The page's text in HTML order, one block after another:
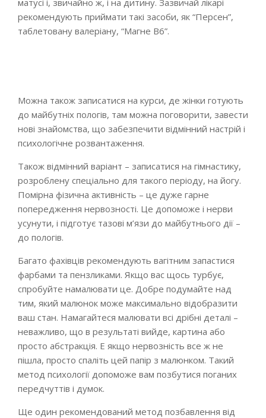
матусі і, звичайно ж, і на дитину. Зазвичай лікарі
рекомендують приймати такі засоби, як “Персен”,
таблетовану валеріану, “Магне В6”.
Можна також записатися на курси, де жінки готують
до майбутніх пологів, там можна поговорити, завести
нові знайомства, що забезпечити відмінний настрій і
психологічне розвантаження.
Також відмінний варіант – записатися на гімнастику,
розроблену спеціально для такого періоду, на йогу.
Помірна фізична активність – це дуже гарне
попередження нервозності. Це допоможе і нерви
усунути, і підготує тазові м’язи до майбутнього дії –
до пологів.
Багато фахівців рекомендують вагітним запастися
фарбами та пензликами. Якщо вас щось турбує,
спробуйте намалювати це. Добре подумайте над
тим, який малюнок може максимально відобразити
ваш стан. Намагайтеся малювати всі дрібні деталі –
неважливо, що в результаті вийде, картина або
просто абстракція. Е якщо нервозність все ж не
пішла, просто спаліть цей папір з малюнком. Такий
метод психології допоможе вам позбутися поганих
передчуттів і думок.
Ще один рекомендований метод позбавлення від